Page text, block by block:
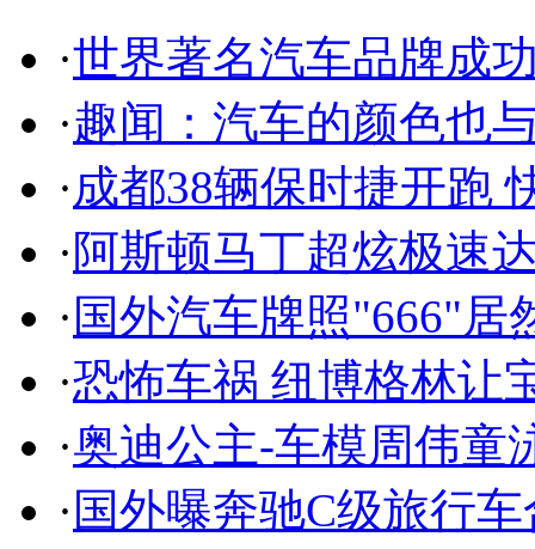
·世界著名汽车品牌成
·趣闻：汽车的颜色也
·成都38辆保时捷开跑
·阿斯顿马丁超炫极速
· 国外汽车牌照"666"居
·恐怖车祸 纽博格林让
·奥迪公主-车模周伟童
· 国外曝奔驰C级旅行